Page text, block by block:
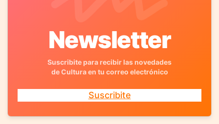
Newsletter
Suscribite para recibir las novedades
de Cultura en tu correo electrónico
Suscribite